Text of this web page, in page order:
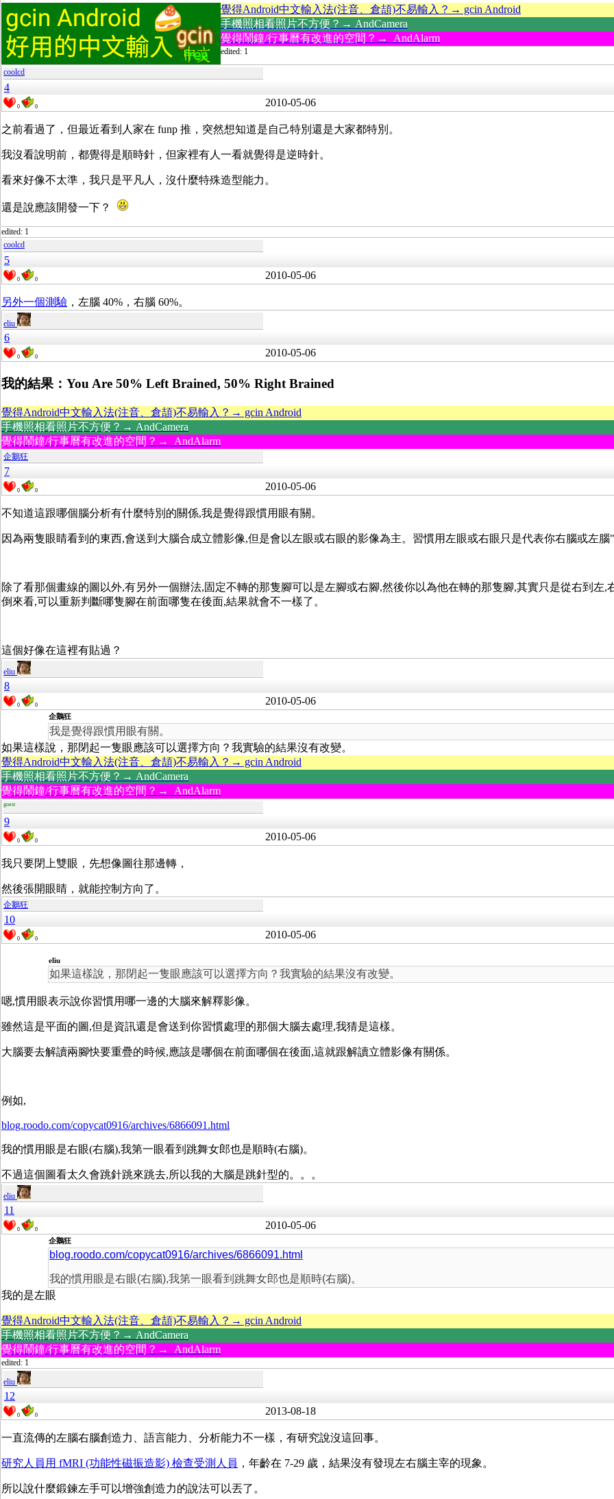
覺得Android中文輸入法(注音、倉頡)不易輸入？→ gcin Android
手機照相看照片不方便？→ AndCamera
覺得鬧鐘/行事曆有改進的空間？→ AndAlarm
edited: 1
coolcd
4
0 0 2010-05-06
之前看過了，但最近看到人家在 funp 推，突然想知道是自己特別還是大家都特別。
我沒看說明前，都覺得是順時針，但家裡有人一看就覺得是逆時針。
看來好像不太準，我只是平凡人，沒什麼特殊造型能力。
還是說應該開發一下？
edited: 1
coolcd
5
0 0 2010-05-06
另外一個測驗 ，左腦 40%，右腦 60%。
eliu
6
0 0 2010-05-06
我的結果：You Are 50% Left Brained, 50% Right Brained
覺得Android中文輸入法(注音、倉頡)不易輸入？→ gcin Android
手機照相看照片不方便？→ AndCamera
覺得鬧鐘/行事曆有改進的空間？→ AndAlarm
企鵝狂
7
0 0 2010-05-06
不知道這跟哪個腦分析有什麼特別的關係,我是覺得跟慣用眼有關。
因為兩隻眼睛看到的東西,會送到大腦合成立體影像,但是會以左眼或右眼的影像為主。習慣用左眼或右眼只是代表你右腦或左
除了看那個畫線的圖以外,有另外一個辦法,固定不轉的那隻腳可以是左腳或右腳,然後你以為他在轉的那隻腳,其實只是從右到
倒來看,可以重新判斷哪隻腳在前面哪隻在後面,結果就會不一樣了。
這個好像在這裡有貼過？
eliu
8
0 0 2010-05-06
企鵝狂
我是覺得跟慣用眼有關。
如果這樣說，那閉起一隻眼應該可以選擇方向？我實驗的結果沒有改變。
覺得Android中文輸入法(注音、倉頡)不易輸入？→ gcin Android
手機照相看照片不方便？→ AndCamera
覺得鬧鐘/行事曆有改進的空間？→ AndAlarm
guest
9
0 0 2010-05-06
我只要閉上雙眼，先想像圖往那邊轉，
然後張開眼睛，就能控制方向了。
企鵝狂
10
0 0 2010-05-06
eliu
如果這樣說，那閉起一隻眼應該可以選擇方向？我實驗的結果沒有改變。
嗯,慣用眼表示說你習慣用哪一邊的大腦來解釋影像。
雖然這是平面的圖,但是資訊還是會送到你習慣處理的那個大腦去處理,我猜是這樣。
大腦要去解讀兩腳快要重疊的時候,應該是哪個在前面哪個在後面,這就跟解讀立體影像有關係。
例如,
blog.roodo.com/copycat0916/archives/6866091.html
我的慣用眼是右眼(右腦),我第一眼看到跳舞女郎也是順時(右腦)。
不過這個圖看太久會跳針跳來跳去,所以我的大腦是跳針型的。。。
eliu
11
0 0 2010-05-06
企鵝狂
blog.roodo.com/copycat0916/archives/6866091.html
我的慣用眼是右眼(右腦),我第一眼看到跳舞女郎也是順時(右腦)。
我的是左眼
覺得Android中文輸入法(注音、倉頡)不易輸入？→ gcin Android
手機照相看照片不方便？→ AndCamera
覺得鬧鐘/行事曆有改進的空間？→ AndAlarm
edited: 1
eliu
12
0 0 2013-08-18
一直流傳的左腦右腦創造力、語言能力、分析能力不一樣，有研究說沒這回事。
研究人員用 fMRI (功能性磁振造影) 檢查受測人員 ，年齡在 7-29 歲，結果沒有發現左右腦主宰的現象。
所以說什麼鍛鍊左手可以增強創造力的說法可以丟了。